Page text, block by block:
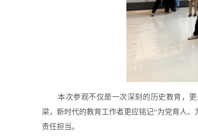
本次参观不仅是一次深刻的历史教育，
梁，新时代的教育工作者更应铭记“为党育人、
责任担当。